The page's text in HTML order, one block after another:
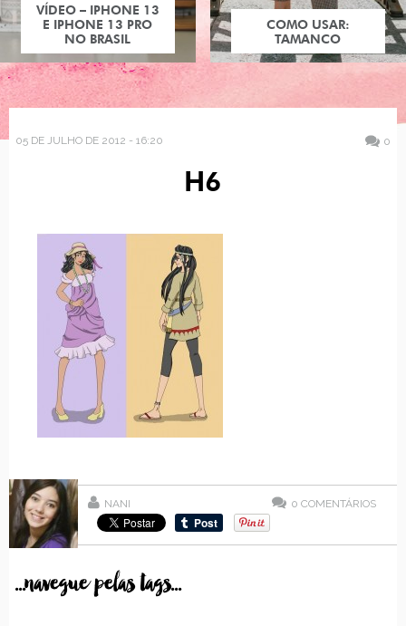
VÍDEO – IPHONE 13
E IPHONE 13 PRO
NO BRASIL
COMO USAR:
TAMANCO
05 DE JULHO DE 2012 - 16:20 0
H6
NANI 0 COMENTÁRIOS
...navegue pelas tags...